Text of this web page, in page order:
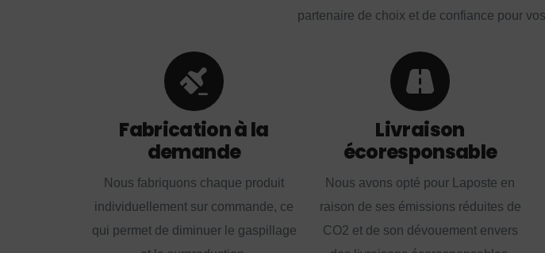
partenaire de choix et de confiance pour
Fabrication à la
demande
Nous fabriquons chaque produit
individuellement sur commande, ce
qui permet de diminuer le gaspillage
Livraison
écoresponsable
Nous avons opté pour Laposte en
raison de ses émissions réduites de
CO2 et de son dévouement envers